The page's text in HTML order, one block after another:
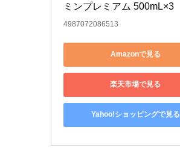
ミンプレミアム 500mL×3
4987072086513
Amazonで見る
楽天市場で見る
Yahoo!ショッピングで見る